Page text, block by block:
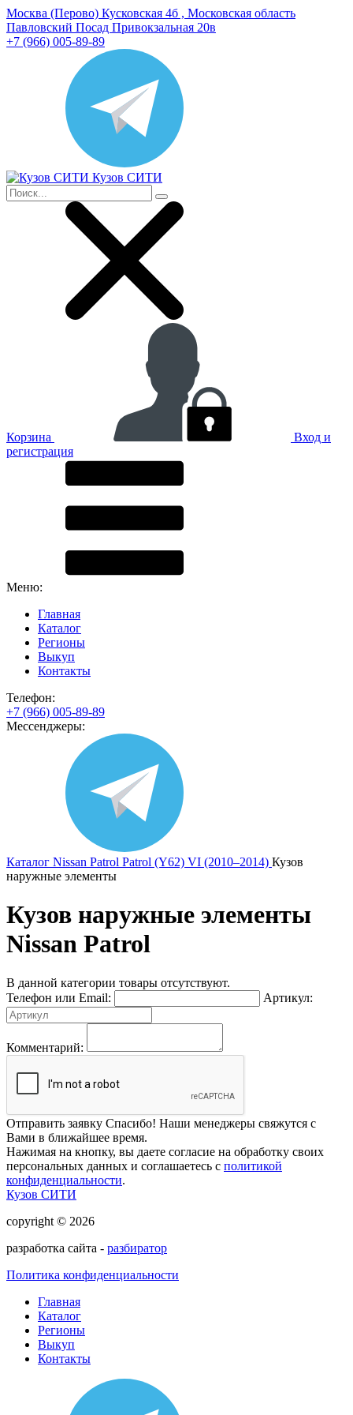
Москва (Перово) Кусковская 4б , Московская область
Павловский Посад Привокзальная 20в
+7 (966) 005-89-89
Кузов СИТИ
Корзина
Вход и
регистрация
Меню:
Главная
Каталог
Регионы
Выкуп
Контакты
Телефон:
+7 (966) 005-89-89
Мессенджеры:
Каталог Nissan Patrol Patrol (Y62) VI (2010–2014) Кузов
наружные элементы
Кузов наружные элементы
Nissan Patrol
В данной категории товары отсутствуют.
Телефон или Email:
Артикул:
Комментарий:
Отправить заявку Спасибо! Наши менеджеры свяжутся с
Вами в ближайшее время.
Нажимая на кнопку, вы даете согласие на обработку своих
персональных данных и соглашаетесь с политикой
конфиденциальности.
Кузов СИТИ
copyright © 2026
разработка сайта - разбиратор
Политика конфиденциальности
Главная
Каталог
Регионы
Выкуп
Контакты